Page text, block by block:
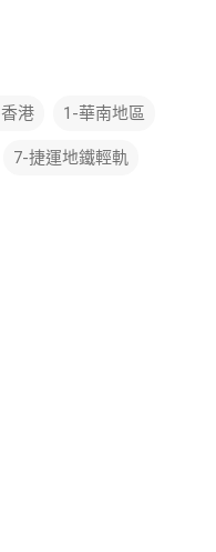
港 1-華南地區
7-捷運地鐵輕軌